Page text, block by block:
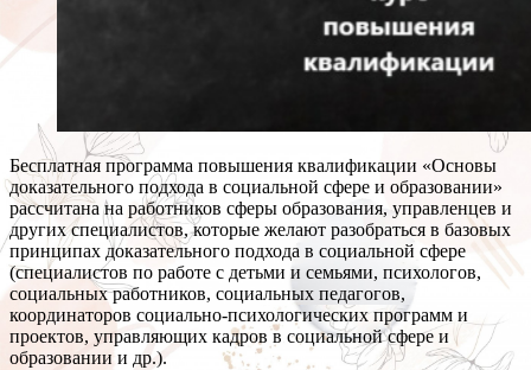
Бесплатная программа повышения квалификации «Основы
доказательного подхода в социальной сфере и образовании»
рассчитана на работников сферы образования, управленцев и
других специалистов, которые желают разобраться в базовых
принципах доказательного подхода в социальной сфере
(специалистов по работе с детьми и семьями, психологов,
социальных работников, социальных педагогов,
координаторов социально-психологических программ и
проектов, управляющих кадров в социальной сфере и
образовании и др.).